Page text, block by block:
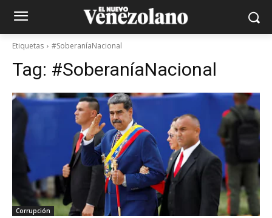
Etiquetas #SoberaníaNacional
Tag: #SoberaníaNacional
Corrupción